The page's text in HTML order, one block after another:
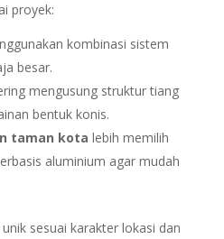
proyek:
kombinasi sistem
besar.
mengusung struktur tiang
bentuk konis.
taman kota lebih memilih
aluminium agar mudah
sesuai karakter lokasi dan